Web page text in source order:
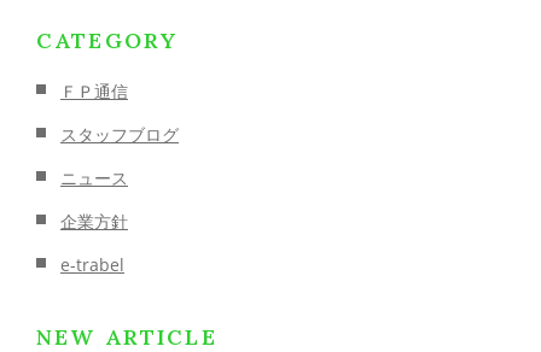
CATEGORY
ＦＰ通信
スタッフブログ
ニュース
企業方針
e-trabel
NEW ARTICLE